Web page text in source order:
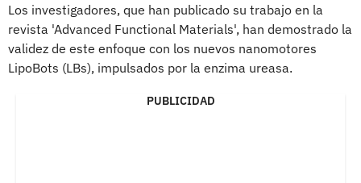
Los investigadores, que han publicado su trabajo en la
revista 'Advanced Functional Materials', han demostrado la
validez de este enfoque con los nuevos nanomotores
LipoBots (LBs), impulsados ​​por la enzima ureasa.
PUBLICIDAD